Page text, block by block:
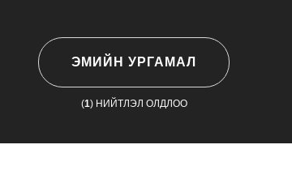
ЭМИЙН УРГАМАЛ
(1) НИЙТЛЭЛ ОЛДЛОО